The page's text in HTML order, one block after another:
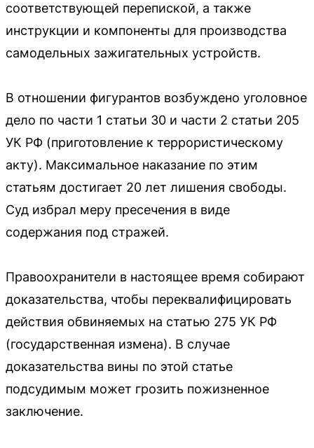
соответствующей перепиской, а также
инструкции и компоненты для производства
самодельных зажигательных устройств.
В отношении фигурантов возбуждено уголовное
дело по части 1 статьи 30 и части 2 статьи 205
УК РФ (приготовление к террористическому
акту). Максимальное наказание по этим
статьям достигает 20 лет лишения свободы.
Суд избрал меру пресечения в виде
содержания под стражей.
Правоохранители в настоящее время собирают
доказательства, чтобы переквалифицировать
действия обвиняемых на статью 275 УК РФ
(государственная измена). В случае
доказательства вины по этой статье
подсудимым может грозить пожизненное
заключение.